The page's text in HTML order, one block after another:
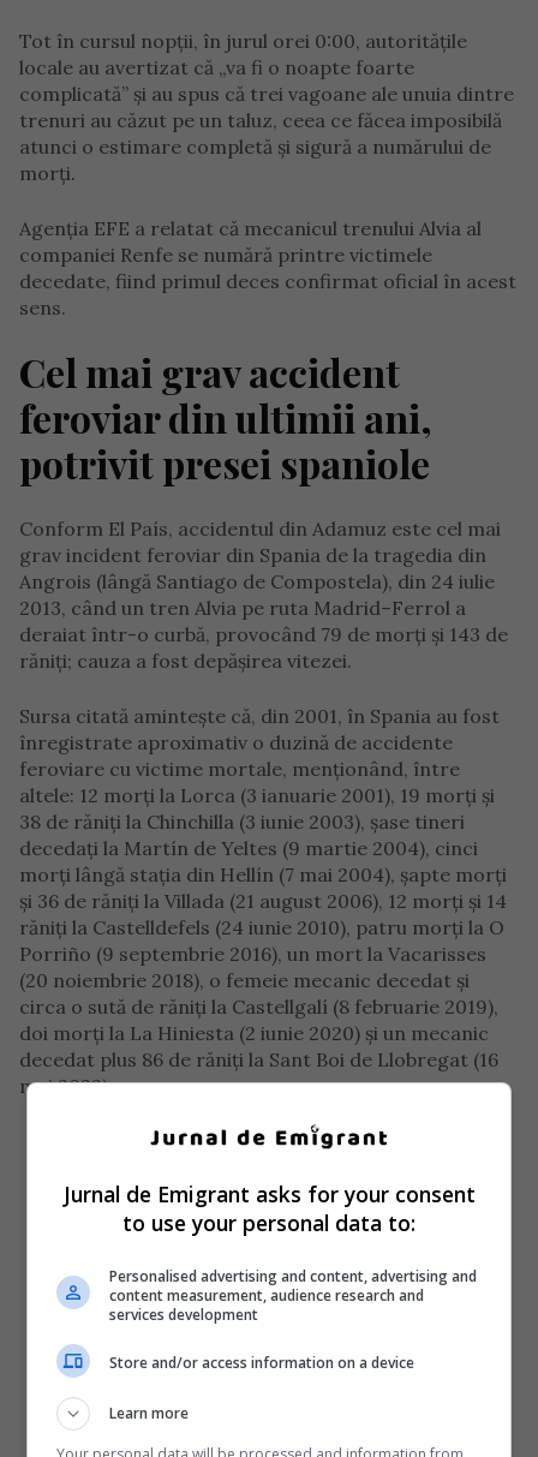
Tot în cursul nopții, în jurul orei 0:00, autoritățile
locale au avertizat că „va fi o noapte foarte
complicată” și au spus că trei vagoane ale unuia dintre
trenuri au căzut pe un taluz, ceea ce făcea imposibilă
atunci o estimare completă și sigură a numărului de
morți.
Agenția EFE a relatat că mecanicul trenului Alvia al
companiei Renfe se numără printre victimele
decedate, fiind primul deces confirmat oficial în acest
sens.
Cel mai grav accident
feroviar din ultimii ani,
potrivit presei spaniole
Conform El País, accidentul din Adamuz este cel mai
grav incident feroviar din Spania de la tragedia din
Angrois (lângă Santiago de Compostela), din 24 iulie
2013, când un tren Alvia pe ruta Madrid–Ferrol a
deraiat într-o curbă, provocând 79 de morți și 143 de
răniți; cauza a fost depășirea vitezei.
Sursa citată amintește că, din 2001, în Spania au fost
înregistrate aproximativ o duzină de accidente
feroviare cu victime mortale, menționând, între
altele: 12 morți la Lorca (3 ianuarie 2001), 19 morți și
38 de răniți la Chinchilla (3 iunie 2003), șase tineri
decedați la Martín de Yeltes (9 martie 2004), cinci
morți lângă stația din Hellín (7 mai 2004), șapte morți
și 36 de răniți la Villada (21 august 2006), 12 morți și 14
răniți la Castelldefels (24 iunie 2010), patru morți la O
Porriño (9 septembrie 2016), un mort la Vacarisses
(20 noiembrie 2018), o femeie mecanic decedat și
circa o sută de răniți la Castellgalí (8 februarie 2019),
doi morți la La Hiniesta (2 iunie 2020) și un mecanic
decedat plus 86 de răniți la Sant Boi de Llobregat (16
mai 2022).
Jurnal de Emigrant asks for your consent
to use your personal data to:
Personalised advertising and content, advertising and
content measurement, audience research and
services development
Store and/or access information on a device
Learn more